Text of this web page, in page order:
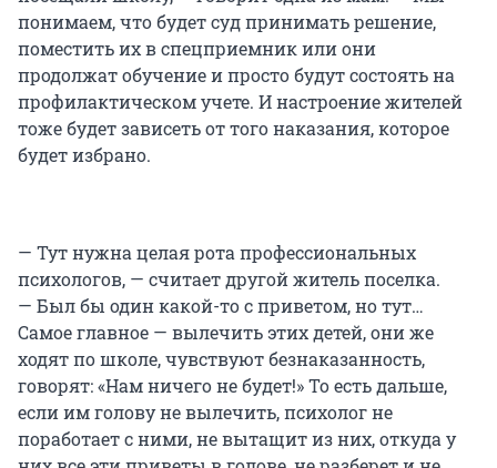
понимаем, что будет суд принимать решение,
поместить их в спецприемник или они
продолжат обучение и просто будут состоять на
профилактическом учете. И настроение жителей
тоже будет зависеть от того наказания, которое
будет избрано.
— Тут нужна целая рота профессиональных
психологов, — считает другой житель поселка.
— Был бы один какой-то с приветом, но тут…
Самое главное — вылечить этих детей, они же
ходят по школе, чувствуют безнаказанность,
говорят: «Нам ничего не будет!» То есть дальше,
если им голову не вылечить, психолог не
поработает с ними, не вытащит из них, откуда у